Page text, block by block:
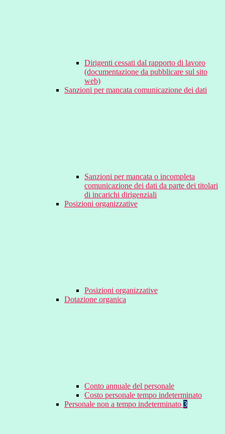
Dirigenti cessati dal rapporto di lavoro
(documentazione da pubblicare sul sito
web)
Sanzioni per mancata comunicazione dei dati
Sanzioni per mancata o incompleta
comunicazione dei dati da parte dei titolari
di incarichi dirigenziali
Posizioni organizzative
Posizioni organizzative
Dotazione organica
Conto annuale del personale
Costo personale tempo indeterminato
Personale non a tempo indeterminato 3